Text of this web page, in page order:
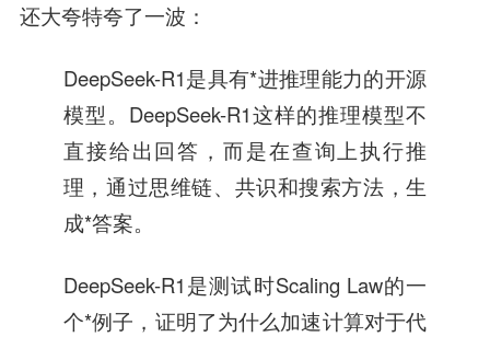
还大夸特夸了一波：
DeepSeek-R1是具有*进推理能力的开源
模型。DeepSeek-R1这样的推理模型不
直接给出回答，而是在查询上执行推
理，通过思维链、共识和搜索方法，生
成*答案。
DeepSeek-R1是测试时Scaling Law的一
个*例子，证明了为什么加速计算对于代